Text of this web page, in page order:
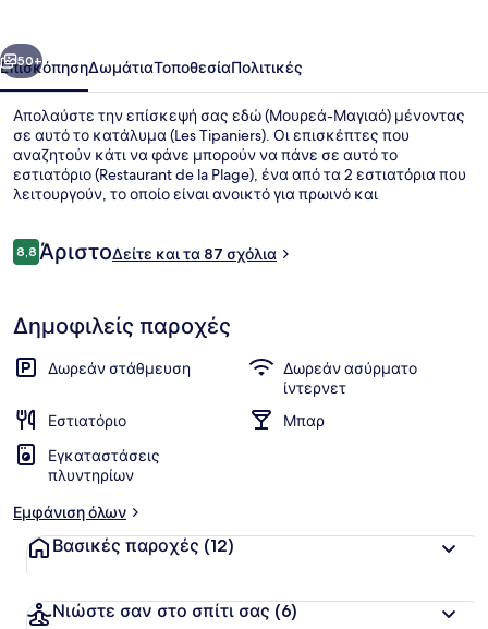
Επόμενο
50+
ΕπισκόπησηΔωμάτιαΤοποθεσίαΠολιτικές
Απολαύστε την επίσκεψή σας εδώ (Μουρεά-Μαγιαό) μένοντας
σε αυτό το κατάλυμα (Les Tipaniers). Οι επισκέπτες που
αναζητούν κάτι να φάνε μπορούν να πάνε σε αυτό το
εστιατόριο (Restaurant de la Plage), ένα από τα 2 εστιατόρια που
λειτουργούν, το οποίο είναι ανοικτό για πρωινό και
Σχόλια
8,88,8 στα 10
ΆριστοΔείτε και τα 87 σχόλια
Δημοφιλείς παροχές
Δωρεάν στάθμευση
Δωρεάν ασύρματο
ίντερνετ
Εστιατόριο
Μπαρ
Εγκαταστάσεις
πλυντηρίων
Εμφάνιση όλων
Βασικές παροχές (12)
Νιώστε σαν στο σπίτι σας (6)